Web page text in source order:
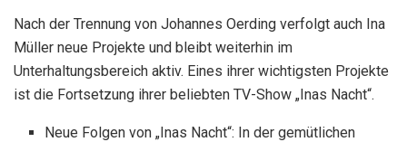
Nach der Trennung von Johannes Oerding verfolgt auch Ina
Müller neue Projekte und bleibt weiterhin im
Unterhaltungsbereich aktiv. Eines ihrer wichtigsten Projekte
ist die Fortsetzung ihrer beliebten TV-Show „Inas Nacht“.
Neue Folgen von „Inas Nacht“: In der gemütlichen